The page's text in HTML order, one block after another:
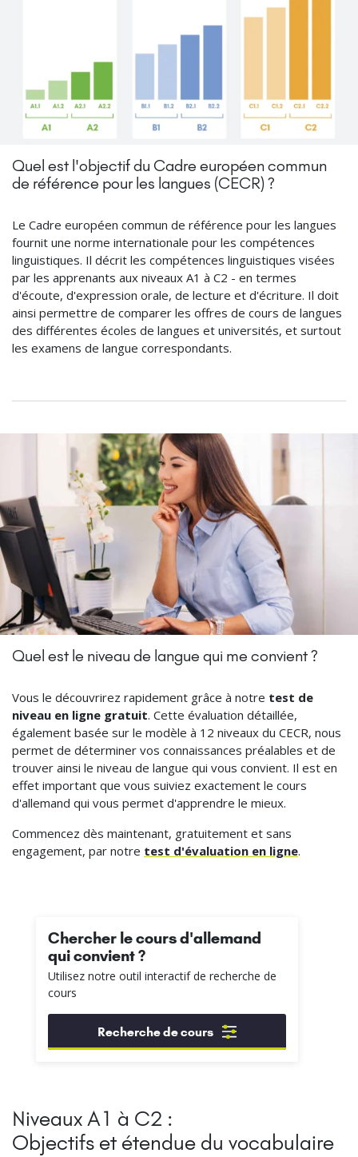
Quel est l'objectif du Cadre européen commun
de référence pour les langues (CECR) ?
Le Cadre européen commun de référence pour les langues
fournit une norme internationale pour les compétences
linguistiques. Il décrit les compétences linguistiques visées
par les apprenants aux niveaux A1 à C2 - en termes
d'écoute, d'expression orale, de lecture et d'écriture. Il doit
ainsi permettre de comparer les offres de cours de langues
des différentes écoles de langues et universités, et surtout
les examens de langue correspondants.
Quel est le niveau de langue qui me convient ?
Vous le découvrirez rapidement grâce à notre test de
niveau en ligne gratuit. Cette évaluation détaillée,
également basée sur le modèle à 12 niveaux du CECR, nous
permet de déterminer vos connaissances préalables et de
trouver ainsi le niveau de langue qui vous convient. Il est en
effet important que vous suiviez exactement le cours
d'allemand qui vous permet d'apprendre le mieux.
Commencez dès maintenant, gratuitement et sans
engagement, par notre test d'évaluation en ligne.
Chercher le cours d'allemand
qui convient ?
Utilisez notre outil interactif de recherche de
cours
Recherche de cours
Niveaux A1 à C2 :
Objectifs et étendue du vocabulaire